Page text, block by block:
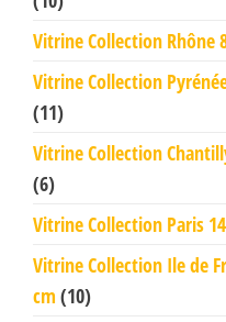
Vitrine Collection Rhône
Vitrine Collection
(11)
Vitrine Collection
(6)
Vitrine Collection Paris
Vitrine Collection Ile de
cm (10)